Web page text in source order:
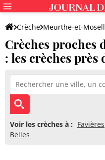
Crèche Meurthe-et-
Crèches proches
: les crèches près
Voir les crèches à : Favières
Belles